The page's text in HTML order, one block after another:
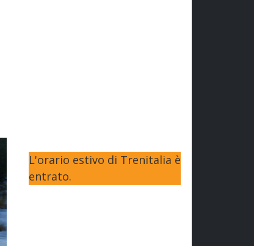
L'orario estivo di Trenitalia è
entrato.